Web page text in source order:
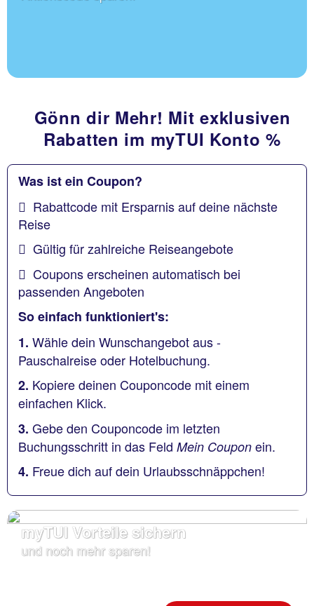
Gönn dir Mehr! Mit exklusiven
Rabatten im myTUI Konto %
Was ist ein Coupon?
Rabattcode mit Ersparnis auf deine nächste
Reise
Gültig für zahlreiche Reiseangebote
Coupons erscheinen automatisch bei
passenden Angeboten
So einfach funktioniert's:
1. Wähle dein Wunschangebot aus -
Pauschalreise oder Hotelbuchung.
2. Kopiere deinen Couponcode mit einem
einfachen Klick.
3. Gebe den Couponcode im letzten
Buchungsschritt in das Feld Mein Coupon ein.
4. Freue dich auf dein Urlaubsschnäppchen!
myTUI Vorteile sichern
und noch mehr sparen!